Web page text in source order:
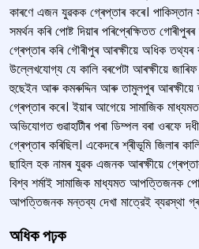
কাৰণে এজন যুৱকক গ্ৰেপ্তাৰ কৰে। পাকিস্তান
সমৰ্থন কৰি পোষ্ট দিয়াৰ পৰিপ্ৰেক্ষিতত
গ্ৰেপ্তাৰ কৰি গৌৰীপুৰ আৰক্ষীয়ে অধিক
উল্লেখযোগ্য যে কালি বৰপেটা আৰক্ষীয়ে
হুছেইন আৰু কমৰুদ্দিন আৰু তামুলপুৰ আৰক্ষীয়ে
গ্ৰেপ্তাৰ কৰে। ইয়াৰ আগেয়ে সামাজিক
অভিযোগত গুৱাহাটীৰ পৰা ডিম্পল বৰা ওৰফে
গ্ৰেপ্তাৰ কৰিছিল। একেদৰে শ্ৰীভূমি জিলাৰ
ছাহিল হক নামৰ যুৱক এজনক আৰক্ষীয়ে
বিশ্ব শৰ্মাই সামাজিক মাধ্যমত আপত্তিজনক
আপত্তিজনক মন্তব্য দেখা মাত্রেই ব্যৱস্থা
অধিক পঢ়ক